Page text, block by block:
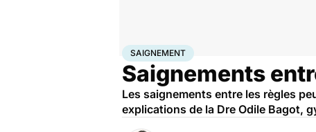
AccueilBien-être Sexo
SAIGNEMENT
Saignements
Les saignements entre les règles
explications de la Dre Odile Bagot,